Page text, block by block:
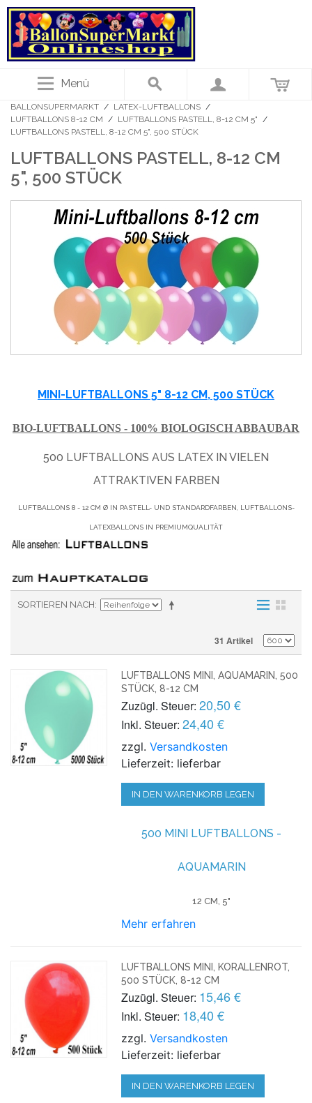
Menü
BALLONSUPERMARKT / LATEX-LUFTBALLONS /
LUFTBALLONS 8-12 CM / LUFTBALLONS PASTELL, 8-12 CM 5" /
LUFTBALLONS PASTELL, 8-12 CM 5", 500 STÜCK
LUFTBALLONS PASTELL, 8-12 CM
5", 500 STÜCK
MINI-LUFTBALLONS 5" 8-12 CM, 500 STÜCK
BIO-LUFTBALLONS - 100% BIOLOGISCH ABBAUBAR
500 LUFTBALLONS AUS LATEX IN VIELEN
ATTRAKTIVEN FARBEN
LUFTBALLONS 8 - 12 CM Ø IN PASTELL- UND STANDARDFARBEN, LUFTBALLONS-
LATEXBALLONS IN PREMIUMQUALITÄT
SORTIEREN NACH
31 Artikel
LUFTBALLONS MINI, AQUAMARIN, 500
STÜCK, 8-12 CM
Zuzügl. Steuer: 20,50 €
Inkl. Steuer: 24,40 €
zzgl.Versandkosten
Lieferzeit: lieferbar
IN DEN WARENKORB LEGEN
500 MINI LUFTBALLONS -
AQUAMARIN
12 CM, 5"
Mehr erfahren
LUFTBALLONS MINI, KORALLENROT,
500 STÜCK, 8-12 CM
Zuzügl. Steuer: 15,46 €
Inkl. Steuer: 18,40 €
zzgl.Versandkosten
Lieferzeit: lieferbar
IN DEN WARENKORB LEGEN